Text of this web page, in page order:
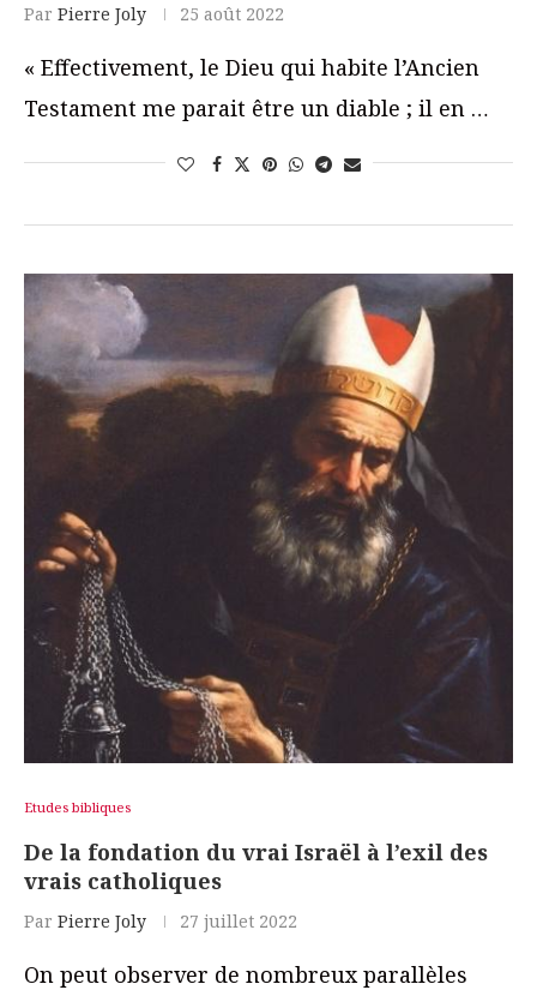
Par Pierre Joly 25 août 2022
« Effectivement, le Dieu qui habite l’Ancien
Testament me parait être un diable ; il en …
Etudes bibliques
De la fondation du vrai Israël à l’exil des
vrais catholiques
Par Pierre Joly 27 juillet 2022
On peut observer de nombreux parallèles